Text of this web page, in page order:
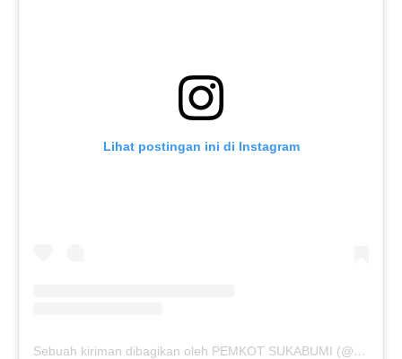
Lihat postingan ini di Instagram
Sebuah kiriman dibagikan oleh PEMKOT SUKABUMI (@pemkotsukabumi_)